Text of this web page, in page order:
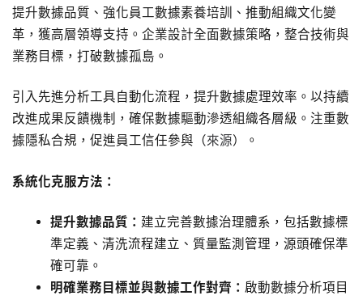
提升數據品質、強化員工數據素養培訓、推動組織文化變
革，獲高層領導支持。企業設計全面數據策略，整合技術與
業務目標，打破數據孤島。
引入先進分析工具自動化流程，提升數據處理效率。以持續
改進成果反饋機制，確保數據驅動滲透組織各層級。注重數
據隱私合規，促進員工信任參與（來源）。
系統化克服方法：
提升數據品質： 建立完善數據治理體系，包括數據標
準定義、清洗流程建立、質量監測管理，源頭確保準
確可靠。
明確業務目標並與數據工作對齊： 啟動數據分析項目